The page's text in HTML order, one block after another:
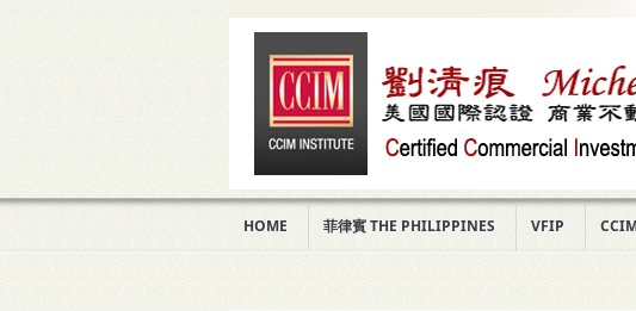
HOME 菲律賓 THE PHILIPPINES VFIP